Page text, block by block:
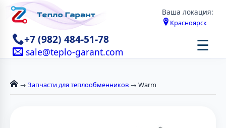
Ваша локация:
Красноярск
+7 (982) 484-51-78
sale@teplo-garant.com ☰
→ Запчасти для теплообменников → Warm